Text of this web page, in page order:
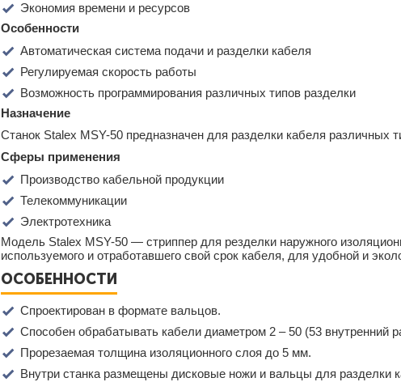
Экономия времени и ресурсов
Особенности
Автоматическая система подачи и разделки кабеля
Регулируемая скорость работы
Возможность программирования различных типов разделки
Назначение
Станок Stalex MSY-50 предназначен для разделки кабеля
Сферы применения
Производство кабельной продукции
Телекоммуникации
Электротехника
Модель Stalex MSY-50 — cтриппер для резделки наружного
используемого и отработавшего свой срок кабеля, для удобной и
ОСОБЕННОСТИ
Спроектирован в формате вальцов.
Способен обрабатывать кабели диаметром 2 – 50 (53 внутренний
Прорезаемая толщина изоляционного слоя до 5 мм.
Внутри станка размещены дисковые ножи и вальцы для разделки